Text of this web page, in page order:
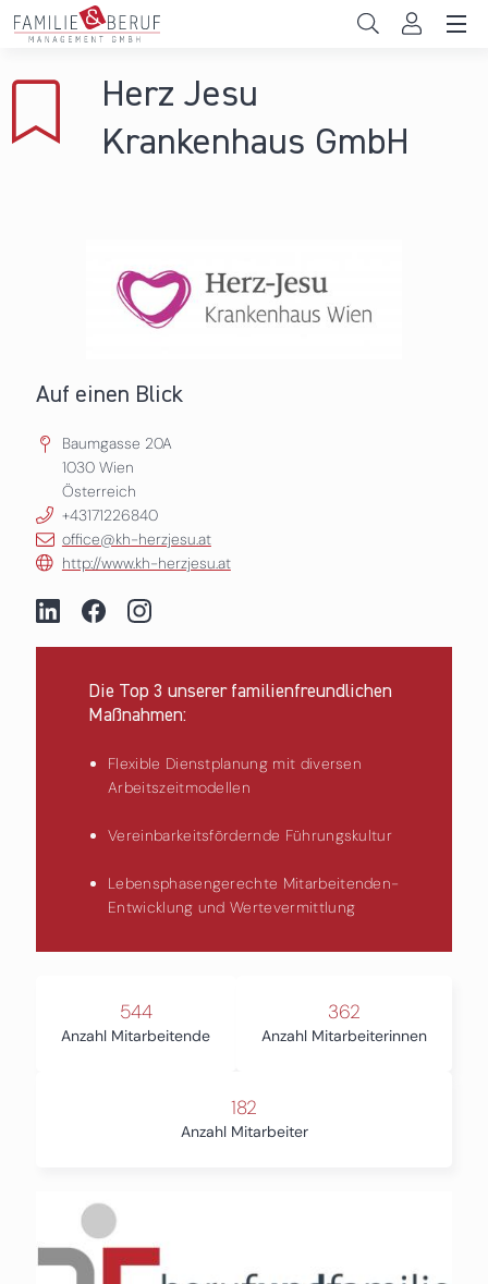
Direkt zum Inhalt
Gemeinden
Herz Jesu
Krankenhaus GmbH
Auf einen Blick
Baumgasse 20A
1030 Wien
Österreich
+43171226840
office@kh-herzjesu.at
http://www.kh-herzjesu.at
Die Top 3 unserer familienfreundlichen
Maßnahmen:
Flexible Dienstplanung mit diversen
Arbeitszeitmodellen
Vereinbarkeitsfördernde Führungskultur
Lebensphasengerechte Mitarbeitenden-
Entwicklung und Wertevermittlung
544
Anzahl Mitarbeitende
362
Anzahl Mitarbeiterinnen
182
Anzahl Mitarbeiter